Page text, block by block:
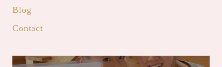
Blog
Contact